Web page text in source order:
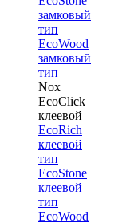
замковый
тип
EcoWood
замковый
тип
Nox
EcoClick
клеевой
EcoRich
клеевой
тип
EcoStone
клеевой
тип
EcoWood